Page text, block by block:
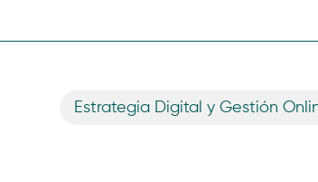
Estrategia Digital y Gestión